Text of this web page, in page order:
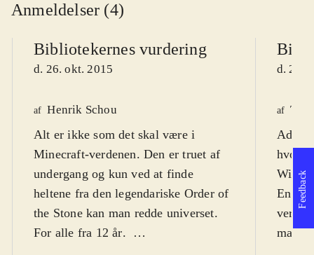
Anmeldelser (4)
Bibliotekernes vurdering
d. 26. okt. 2015
af Henrik Schou
Alt er ikke som det skal være i
Minecraft-verdenen. Den er truet af
undergang og kun ved at finde
heltene fra den legendariske Order of
the Stone kan man redde universet.
For alle fra 12 år.
d. 26.
af
hvor
En
man
Feedback